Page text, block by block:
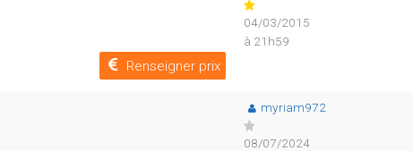
Renseigner prix
04/03/2015
à 21h59
myriam972
08/07/2024